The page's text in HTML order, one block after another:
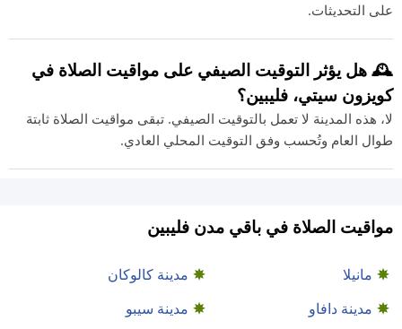
على التحديثات.
🕰️ هل يؤثر التوقيت الصيفي على مواقيت الصلاة في
كويزون سيتي، فليبين؟
لا، هذه المدينة لا تعمل بالتوقيت الصيفي. تبقى مواقيت الصلاة ثابتة
طوال العام وتُحسب وفق التوقيت المحلي العادي.
مواقيت الصلاة في باقي مدن فليبين
مانيلا
مدينة كالوكان
مدينة دافاو
مدينة سيبو